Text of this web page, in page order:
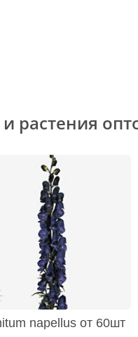
растения
napellus от 60шт